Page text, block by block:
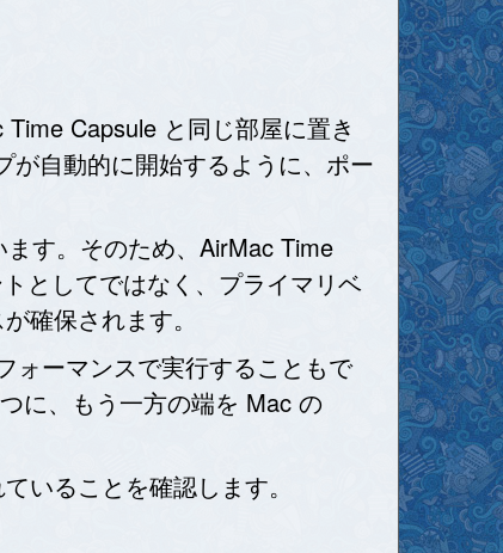
Capsule と同じ部屋に置き
が自動的に開始するように、ポー
す。そのため、AirMac Time
としてではなく、プライマリベ
確保されます。
ォーマンスで実行することもで
に、もう一方の端を Mac の
いることを確認します。